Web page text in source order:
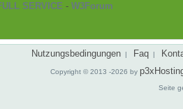
SERVICE - W3Forum
Nutzungsbedingungen | Faq |
Copyright © 2013 -2026 by
Seite